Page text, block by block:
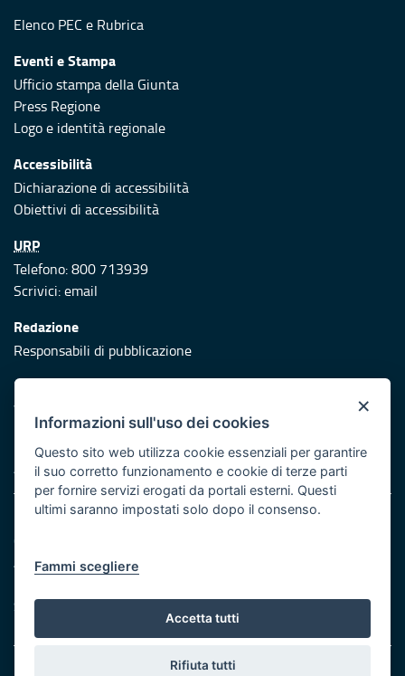
Elenco PEC e Rubrica
Eventi e Stampa
Ufficio stampa della Giunta
Press Regione
Logo e identità regionale
Accessibilità
Dichiarazione di accessibilità
Obiettivi di accessibilità
URP
Telefono: 800 713939
Scrivici:email
Redazione
Responsabili di pubblicazione
Protezione civile
Vai al sito di Protezione Civile Puglia
Iniziativa finanziata con risorse del POR Puglia 2014/2020 -
Asse XI
Note legali
Cookie e privacy
Atti di notifica
Servizi Intranet
© Regione Puglia
×
Informazioni sull'uso dei cookies
Questo sito web utilizza cookie essenziali per garantire
il suo corretto funzionamento e cookie di terze parti
per fornire servizi erogati da portali esterni. Questi
ultimi saranno impostati solo dopo il consenso.
Fammi scegliere
Accetta tutti
Rifiuta tutti